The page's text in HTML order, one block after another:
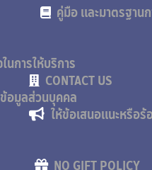
คู่มือ และมาตรฐาน
นการให้บริการ
CONTACT US
อมูลส่วนบุคคล
ให้ข้อเสนอแนะหรือร้
NO GIFT POLICY